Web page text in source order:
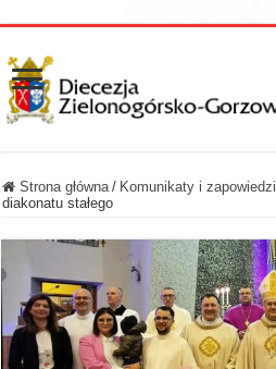
Strona główna / Komunikaty i zapowiedzi
diakonatu stałego